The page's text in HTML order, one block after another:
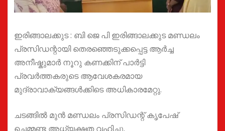
ഇരിങ്ങാലക്കുട : ബി ജെ പി ഇരിങ്ങാലക്കുട മണ്ഡലം
പ്രസിഡന്റായി തെരഞ്ഞെടുക്കപ്പെട്ട ആർച്ച
അനീഷ്കുമാർ നൂറു കണക്കിന് പാർട്ടി
പ്രവർത്തകരുടെ ആവേശകരമായ
മുദ്രാവാക്യങ്ങൾക്കിടെ അധികാരമേറ്റു.
ചടങ്ങിൽ മുൻ മണ്ഡലം പ്രസിഡന്റ് കൃപേഷ്
ചെമ്മണ്ട അധ്യക്ഷത വഹിച്ചു.